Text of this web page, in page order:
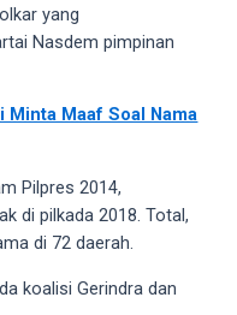
yang
Nasdem pimpinan
Minta Maaf Soal Nama
Pilpres 2014,
di pilkada 2018. Total,
di 72 daerah.
koalisi Gerindra dan